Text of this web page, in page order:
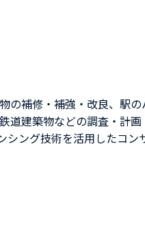
の補修・補強・改良、駅の
道建築物などの調査・計画
シング技術を活用したコン